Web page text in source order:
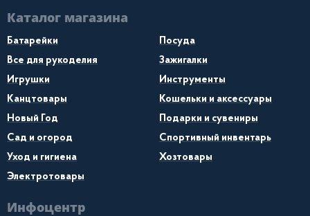
Каталог магазина
Батарейки
Посуда
Все для рукоделия
Зажигалки
Игрушки
Инструменты
Канцтовары
Кошельки и аксессуары
Новый Год
Подарки и сувениры
Сад и огород
Спортивный инвентарь
Уход и гигиена
Хозтовары
Электротовары
Инфоцентр